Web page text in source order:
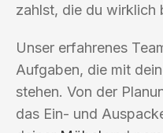
zahlst, die du wirklich
Unser erfahrenes
Aufgaben, die mit
stehen. Von der
das Ein- und